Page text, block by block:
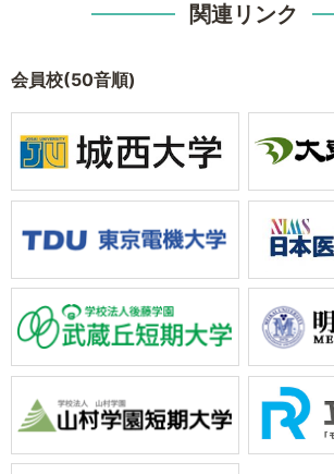
関連リンク
会員校(50音順)